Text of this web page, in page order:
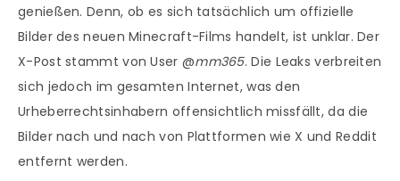
genießen. Denn, ob es sich tatsächlich um offizielle
Bilder des neuen Minecraft-Films handelt, ist unklar. Der
X-Post stammt von User @mm365. Die Leaks verbreiten
sich jedoch im gesamten Internet, was den
Urheberrechtsinhabern offensichtlich missfällt, da die
Bilder nach und nach von Plattformen wie X und Reddit
entfernt werden.